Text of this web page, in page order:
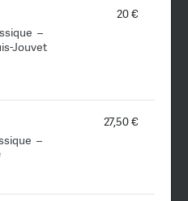
20 €
–
Jouvet
27,50 €
–